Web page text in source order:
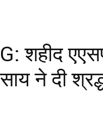
शहीद
ने दी